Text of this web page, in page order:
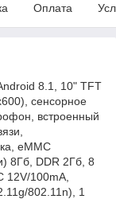
Оплата
8.1, 10" TFT
сенсорное
встроенный
еMMC
8Гб, DDR 2Гб, 8
12V/100mА,
802.11n), 1